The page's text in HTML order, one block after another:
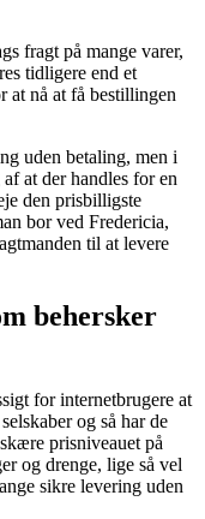
fragt på mange varer,
tidligere end et
at nå at få bestillingen
uden betaling, men i
at der handles for en
den prisbilligste
bor ved Fredericia,
til at levere
behersker
for internetbrugere at
og så har de
prisniveauet på
og drenge, lige så vel
sikre levering uden